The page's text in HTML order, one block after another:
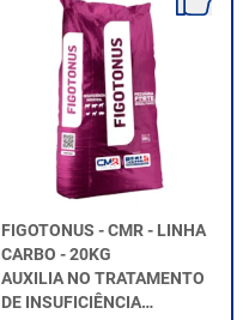
FIGOTONUS - CMR - LINHA
CARBO - 20KG
AUXILIA NO TRATAMENTO
DE INSUFICIÊNCIA